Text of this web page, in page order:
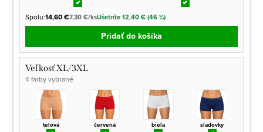
Spolu:14,60 €7,30 €/ksUšetríte 12,40 € (46 %)
Pridať do košíka
Veľkosť XL/3XL
4 farby vybrané
telová červená biela sladovky